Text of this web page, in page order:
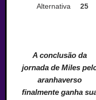
Alternativa
25
A conclusão da
jornada de Miles
aranhaverso
finalmente ganha